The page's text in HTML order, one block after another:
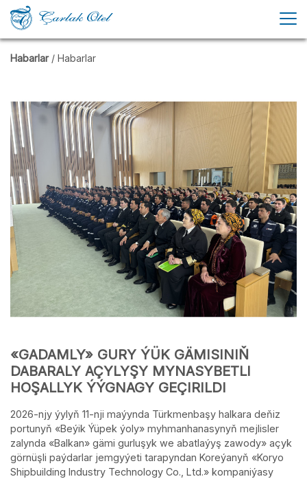
Habarlar / Habarlar
«GADAMLY» GURY ÝÜK GÄMISINIŇ
DABARALY AÇYLYŞY MYNASYBETLI
HOŞALLYK ÝÝGNAGY GEÇIRILDI
2026-njy ýylyň 11-nji maýynda Türkmenbaşy halkara deňiz
portunyň «Beýik Ýüpek ýoly» myhmanhanasynyň mejlisler
zalynda «Balkan» gämi gurluşyk we abatlaýyş zawody» açyk
görnüşli paýdarlar jemgyýeti tarapyndan Koreýanyň «Koryo
Shipbuilding Industry Technology Co., Ltd.» kompaniýasy